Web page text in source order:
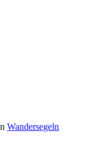
Wandersegeln